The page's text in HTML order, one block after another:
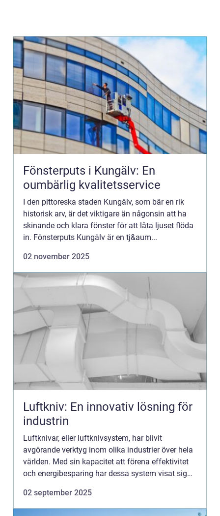
Fönsterputs i Kungälv: En
oumbärlig kvalitetsservice
I den pittoreska staden Kungälv, som bär en rik
historisk arv, är det viktigare än någonsin att ha
skinande och klara fönster för att låta ljuset flöda
in. Fönsterputs Kungälv är en tj&aum...
02 november 2025
Luftkniv: En innovativ lösning för
industrin
Luftknivar, eller luftknivsystem, har blivit
avgörande verktyg inom olika industrier över hela
världen. Med sin kapacitet att förena effektivitet
och energibesparing har dessa system visat sig
02 september 2025